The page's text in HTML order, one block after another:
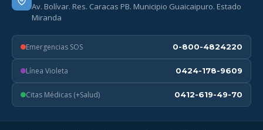
Av. Bolívar. Res. Caracas PB. Municipio Guaicaipuro. Estado
Miranda
Emergencias SOS 0-800-4824220
Línea Violeta 0424-178-9609
Citas Médicas (+Salud) 0412-619-49-70